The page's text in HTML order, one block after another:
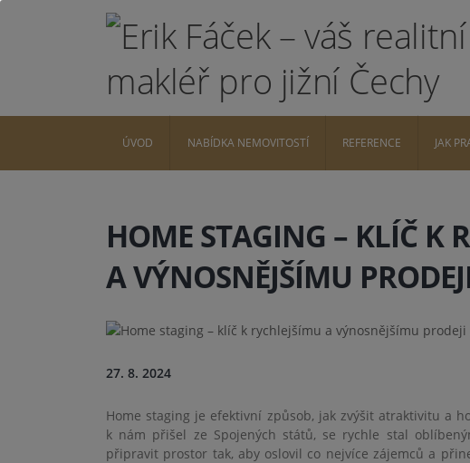
ÚVOD NABÍDKA NEMOVITOSTÍ REFERENCE JAK
HOME STAGING – KLÍČ K
A VÝNOSNĚJŠÍMU
27. 8. 2024
Home staging je efektivní způsob, jak zvýšit atraktivitu a
k nám přišel ze Spojených států, se rychle stal
připravit prostor tak, aby oslovil co nejvíce zájemců a